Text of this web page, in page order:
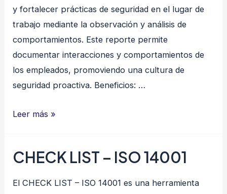
y fortalecer prácticas de seguridad en el lugar de
trabajo mediante la observación y análisis de
comportamientos. Este reporte permite
documentar interacciones y comportamientos de
los empleados, promoviendo una cultura de
seguridad proactiva. Beneficios: …
SEGURIDAD
EL
Leer más »
CHECK LIST – ISO 14001
El CHECK LIST – ISO 14001 es una herramienta